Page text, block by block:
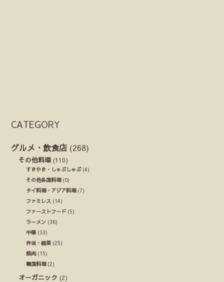
CATEGORY
グルメ・飲食店 (268)
その他料理 (110)
すきやき・しゃぶしゃぶ(4)
その他各国料理(0)
タイ料理・アジア料理(7)
ファミレス (14)
ファーストフード (5)
ラーメン (36)
中華(33)
弁当・総菜 (25)
焼肉 (15)
韓国料理(2)
オーガニック (2)